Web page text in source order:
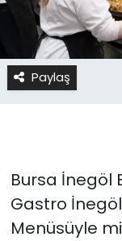
Paylaş
Bursa İnegöl
Gastro
Menüsüyle